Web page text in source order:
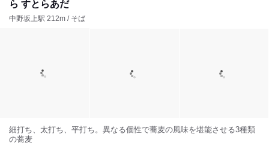
ら すとらあだ
中野坂上駅 212m / そば
細打ち、太打ち、平打ち。異なる個性で蕎麦の風味を堪能させる3種類
の蕎麦